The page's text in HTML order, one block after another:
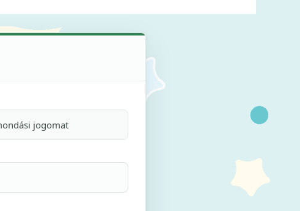
jogomat